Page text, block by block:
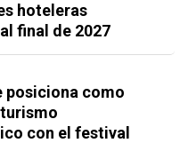
hoteleras
final de 2027
posiciona como
con el festival